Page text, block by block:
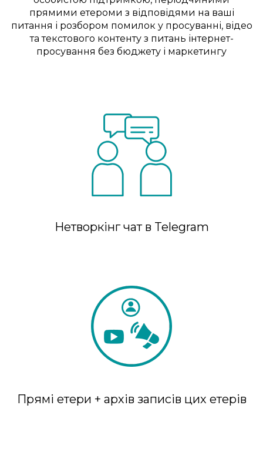
прямими етероми з відповідями на ваші
питання і розбором помилок у просуванні, відео
та текстового контенту з питань інтернет-
просування без бюджету і маркетингу
Нетворкінг чат в Telegram
Прямі етери + архів записів цих етерів